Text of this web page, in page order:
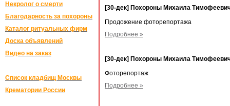
Некролог о смерти
Благодарность за похороны
Каталог ритуальных фирм
Доска объявлений
Видео на заказ
Список кладбищ Москвы
Крематории России
[30-дек] Похороны Михаила
Продожение фоторепортажа
Подробнее »
[30-дек] Похороны Михаила
Фоторепортаж
Подробнее »